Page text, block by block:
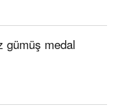
gümüş medal